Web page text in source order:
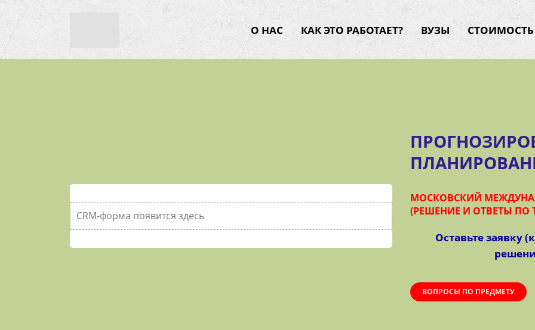
О НАС КАК ЭТО РАБОТАЕТ? ВУЗЫ СТОИМОСТЬ
CRM-форма появится здесь
МОСКОВСКИЙ
(РЕШЕНИЕ И ОТВЕТЫ ПО
Оставьте заявку
ВОПРОСЫ ПО ПРЕДМЕТУ